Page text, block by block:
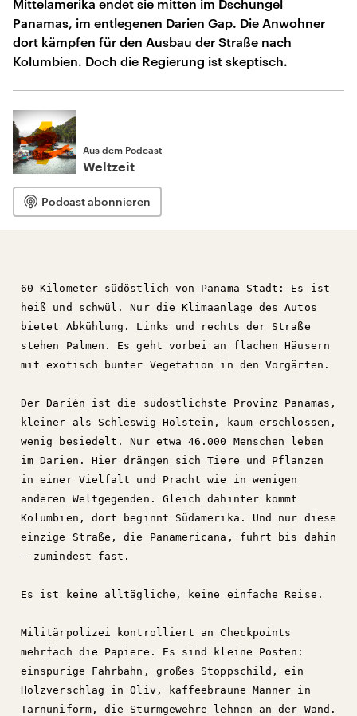
Mittelamerika endet sie mitten im Dschungel
Panamas, im entlegenen Darien Gap. Die Anwohner
dort kämpfen für den Ausbau der Straße nach
Kolumbien. Doch die Regierung ist skeptisch.
Aus dem Podcast
Weltzeit
Podcast abonnieren
60 Kilometer südöstlich von Panama-Stadt: Es ist
heiß und schwül. Nur die Klimaanlage des Autos
bietet Abkühlung. Links und rechts der Straße
stehen Palmen. Es geht vorbei an flachen Häusern
mit exotisch bunter Vegetation in den Vorgärten.
Der Darién ist die südöstlichste Provinz Panamas,
kleiner als Schleswig-Holstein, kaum erschlossen,
wenig besiedelt. Nur etwa 46.000 Menschen leben
im Darien. Hier drängen sich Tiere und Pflanzen
in einer Vielfalt und Pracht wie in wenigen
anderen Weltgegenden. Gleich dahinter kommt
Kolumbien, dort beginnt Südamerika. Und nur diese
einzige Straße, die Panamericana, führt bis dahin
– zumindest fast.
Es ist keine alltägliche, keine einfache Reise.
Militärpolizei kontrolliert an Checkpoints
mehrfach die Papiere. Es sind kleine Posten:
einspurige Fahrbahn, großes Stoppschild, ein
Holzverschlag in Oliv, kaffeebraune Männer in
Tarnuniform, die Sturmgewehre lehnen an der Wand.